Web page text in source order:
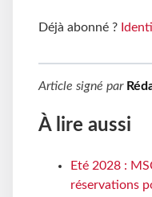
Déjà abonné ?
Article signé par
À lire aussi
Eté 2028 :
réservations